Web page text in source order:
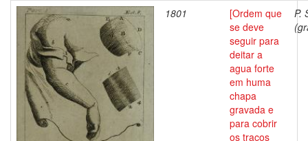
1801
[Ordem que
se deve
seguir para
deitar a
agua forte
em huma
chapa
gravada e
para cobrir
os traços
P.